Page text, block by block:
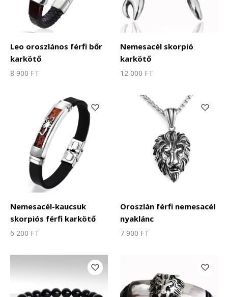
Leo oroszlános férfi bőr
karkötő
8 900 FT
Nemesacél skorpió
karkötő
12 000 FT
Nemesacél-kaucsuk
skorpiós férfi karkötő
6 200 FT
Oroszlán férfi nemesacél
nyaklánc
7 900 FT